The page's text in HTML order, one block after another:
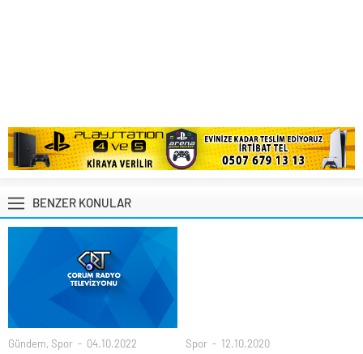
BENZER KONULAR
Gündem, Spor 04.10.2022 Spor 12.10.2020